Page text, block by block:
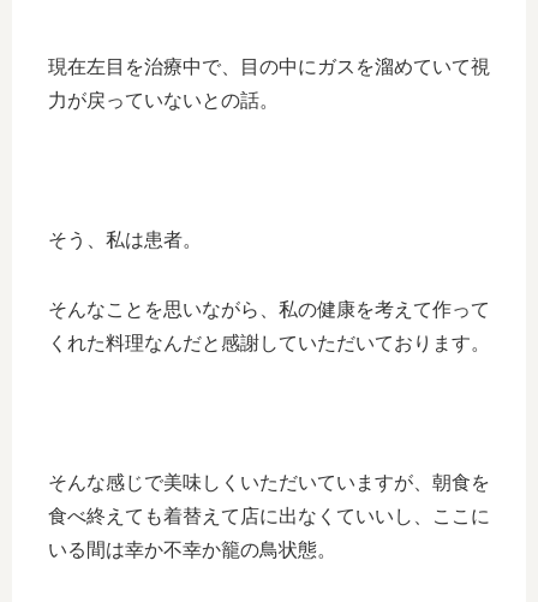
現在左目を治療中で、目の中にガスを溜めていて視
力が戻っていないとの話。
そう、私は患者。
そんなことを思いながら、私の健康を考えて作って
くれた料理なんだと感謝していただいております。
そんな感じで美味しくいただいていますが、朝食を
食べ終えても着替えて店に出なくていいし、ここに
いる間は幸か不幸か籠の鳥状態。